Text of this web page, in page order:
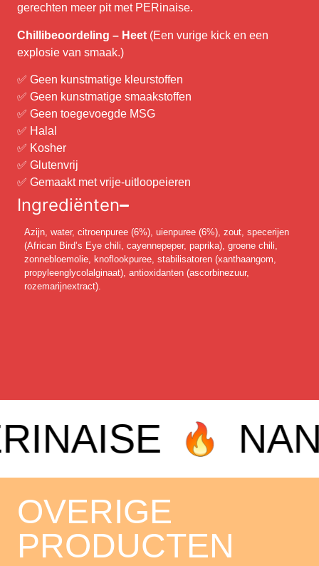
gerechten meer pit met PERinaise.
Chillibeoordeling – Heet (Een vurige kick en een
explosie van smaak.)
✅ Geen kunstmatige kleurstoffen
✅ Geen kunstmatige smaakstoffen
✅ Geen toegevoegde MSG
✅ Halal
✅ Kosher
✅ Glutenvrij
✅ Gemaakt met vrije-uitloopeieren
Ingrediënten
Azijn, water, citroenpuree (6%), uienpuree (6%), zout, specerijen
(African Bird’s Eye chili, cayennepeper, paprika), groene chili,
zonnebloemolie, knoflookpuree, stabilisatoren (xanthaangom,
propyleenglycolalginaat), antioxidanten (ascorbinezuur,
rozemarijnextract).
OVERIGE
PRODUCTEN